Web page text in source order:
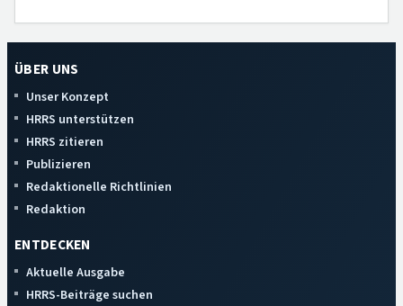
ÜBER UNS
Unser Konzept
HRRS unterstützen
HRRS zitieren
Publizieren
Redaktionelle Richtlinien
Redaktion
ENTDECKEN
Aktuelle Ausgabe
HRRS-Beiträge suchen